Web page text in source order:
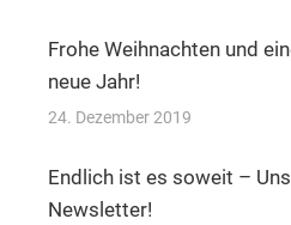
Frohe Weihnachten und
neue Jahr!
24. Dezember 2019
Endlich ist es soweit –
Newsletter!